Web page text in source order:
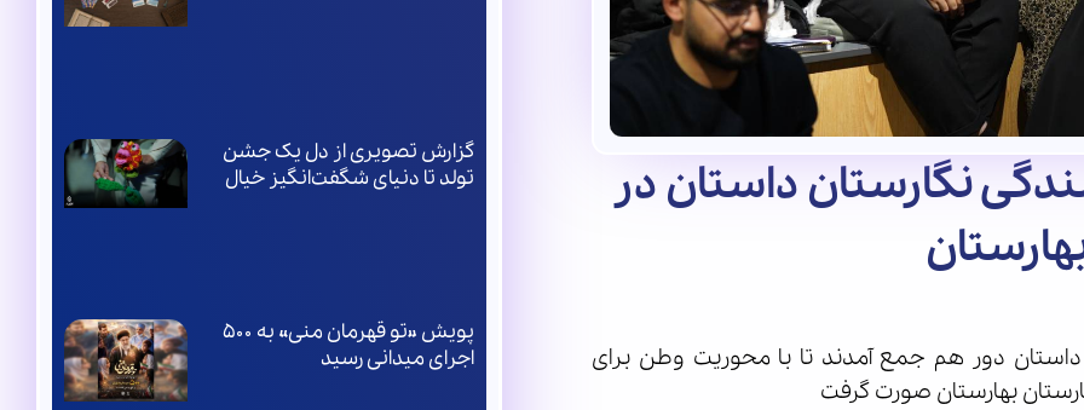
نگارستان داستان در
دور هم جمع آمدند تا با محوریت وطن برای
بهارستان صورت گرفت
گزارش تصویری از دل یک جشن
تولد تا دنیای شگفت‌انگیز خیال
پویش «تو قهرمان منی» به ۵۰۰
اجرای میدانی رسید